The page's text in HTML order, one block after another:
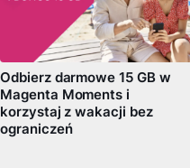
Odbierz darmowe 15 GB w
Magenta Moments i
korzystaj z wakacji bez
ograniczeń